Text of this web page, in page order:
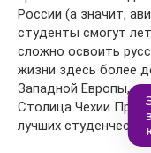
России (а значит,
студенты смогут
сложно освоить
жизни здесь более
Западной Европы, и
Столица Чехии
лучших